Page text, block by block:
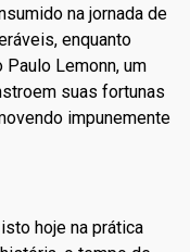
na jornada de
enquanto
Lemonn, um
suas fortunas
impunemente
hoje na prática